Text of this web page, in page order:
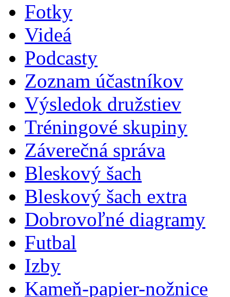
Fotky
Videá
Podcasty
Zoznam účastníkov
Výsledok družstiev
Tréningové skupiny
Záverečná správa
Bleskový šach
Bleskový šach extra
Dobrovoľné diagramy
Futbal
Izby
Kameň-papier-nožnice